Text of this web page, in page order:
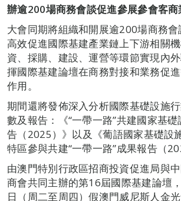
辦逾200場商務會談促進參展參會客
大會同期將組織和開展逾200場商務會
高效促進國際基建產業鏈上下游相關
資、採購、建設、運營等環節實現內
揮國際基建論壇在商務對接和業務促
作用。
期間還將發佈深入分析國際基礎設施
數及報告：《“一帶一路”共建國家基
告（2025）》以及《葡語國家基礎設
特區參與共建“一帶一路”成果報告（
由澳門特別行政區招商投資促進局與
商會共同主辦的第16屆國際基建論壇
日（周二至周四）假澳門威尼斯人金